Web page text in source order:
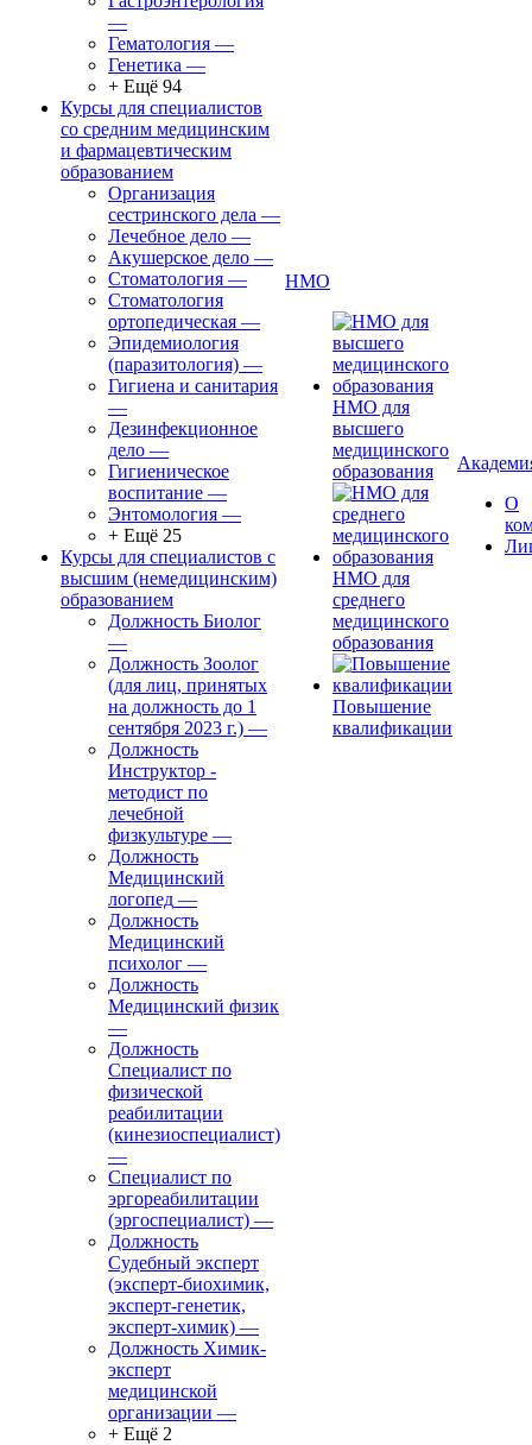
—
Гематология —
Генетика —
+ Ещё 94
Курсы для специалистов
со средним медицинским
и фармацевтическим
образованием
Организация
сестринского дела —
Лечебное дело —
Акушерское дело —
Стоматология —
Стоматология
ортопедическая —
Эпидемиология
(паразитология) —
Гигиена и санитария
—
Дезинфекционное
дело —
Гигиеническое
воспитание —
Энтомология —
+ Ещё 25
Курсы для специалистов с
высшим (немедицинским)
образованием
Должность Биолог
—
Должность Зоолог
(для лиц, принятых
на должность до 1
сентября 2023 г.) —
Должность
Инструктор -
методист по
лечебной
физкультуре —
Должность
Медицинский
логопед —
Должность
Медицинский
психолог —
Должность
Медицинский физик
—
Должность
Специалист по
физической
реабилитации
(кинезиоспециалист)
—
Специалист по
эргореабилитации
(эргоспециалист) —
Должность
Судебный эксперт
(эксперт-биохимик,
эксперт-генетик,
эксперт-химик) —
Должность Химик-
эксперт
медицинской
организации —
+ Ещё 2
НМО
НМО для
высшего
медицинского
образования
НМО для
среднего
медицинского
образования
Повышение
квалификации
О